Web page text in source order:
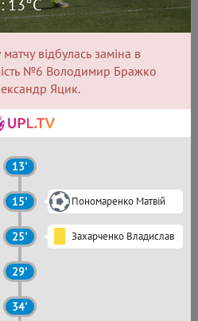
13°C
відбулась заміна в
№6 Володимир Бражко
Яцик.
13'
15' Пономаренко Матвій
25' Захарченко Владислав
29'
34'